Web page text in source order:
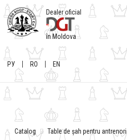
Dealer oficial
în Moldova
РУ RO EN
Catalog Table de șah pentru antrenori